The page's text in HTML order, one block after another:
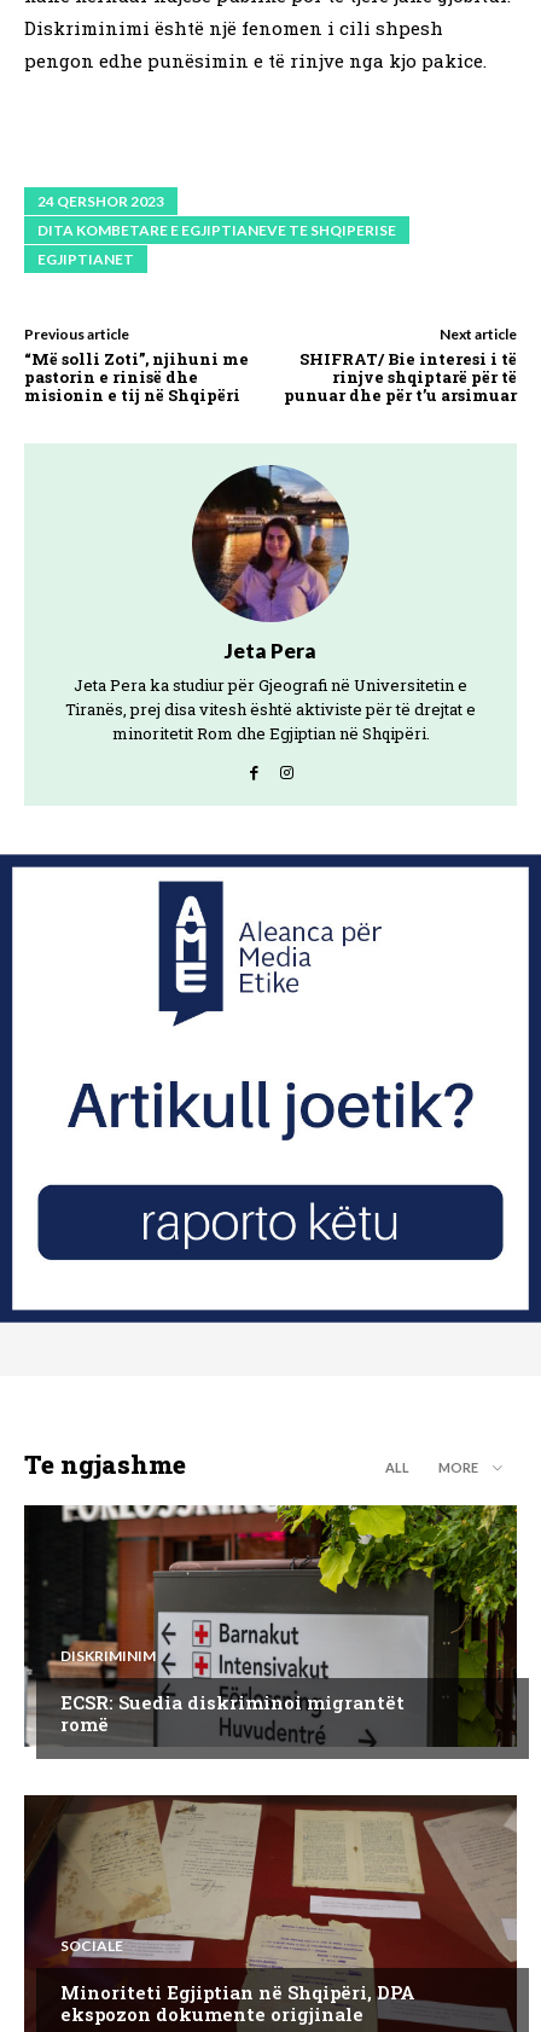
Diskriminimi është një fenomen i cili shpesh
pengon edhe punësimin e të rinjve nga kjo pakice.
24 QERSHOR 2023
DITA KOMBETARE E EGJIPTIANEVE TE SHQIPERISE
EGJIPTIANET
Previous article
“Më solli Zoti”, njihuni me
pastorin e rinisë dhe
misionin e tij në Shqipëri
Next article
SHIFRAT/ Bie interesi i të
rinjve shqiptarë për të
punuar dhe për t’u arsimuar
Jeta Pera
Jeta Pera ka studiur për Gjeografi në Universitetin e
Tiranës, prej disa vitesh është aktiviste për të drejtat e
minoritetit Rom dhe Egjiptian në Shqipëri.
Te ngjashme ALL MORE
DISKRIMINIM
ECSR: Suedia diskriminoi migrantët
romë
SOCIALE
Minoriteti Egjiptian në Shqipëri, DPA
ekspozon dokumente origjinale